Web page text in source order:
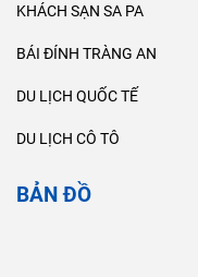
KHÁCH SẠN SA PA
BÁI ĐÍNH TRÀNG AN
DU LỊCH QUỐC TẾ
DU LỊCH CÔ TÔ
BẢN ĐỒ